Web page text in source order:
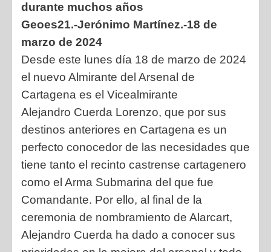
durante muchos años
Geoes21.-Jerónimo Martínez.-18 de
marzo de 2024
Desde este lunes día 18 de marzo de 2024
el nuevo Almirante del Arsenal de
Cartagena es el Vicealmirante
Alejandro Cuerda Lorenzo, que por sus
destinos anteriores en Cartagena es un
perfecto conocedor de las necesidades que
tiene tanto el recinto castrense cartagenero
como el Arma Submarina del que fue
Comandante. Por ello, al final de la
ceremonia de nombramiento de Alarcart,
Alejandro Cuerda ha dado a conocer sus